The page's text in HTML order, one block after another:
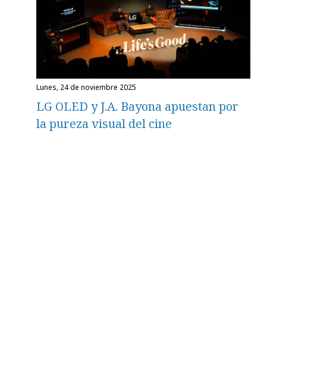
lunes, 24 de noviembre 2025
LG OLED y J.A. Bayona apuestan por
la pureza visual del cine